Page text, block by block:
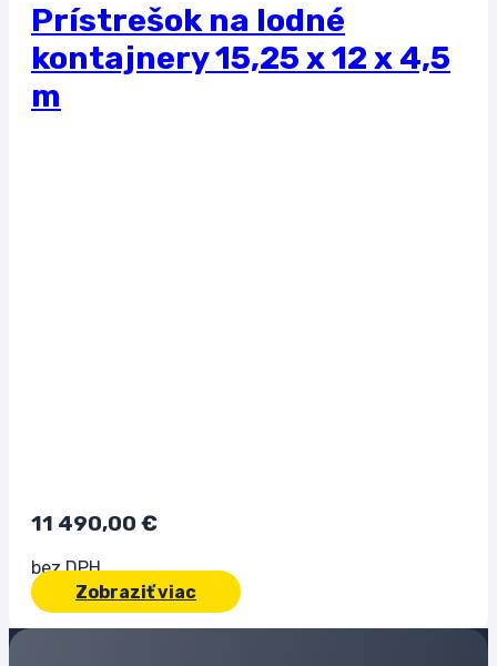
Prístrešok na lodné
kontajnery 15,25 x 12 x 4,5
m
11 490,00 €
bez DPH
Zobraziť viac